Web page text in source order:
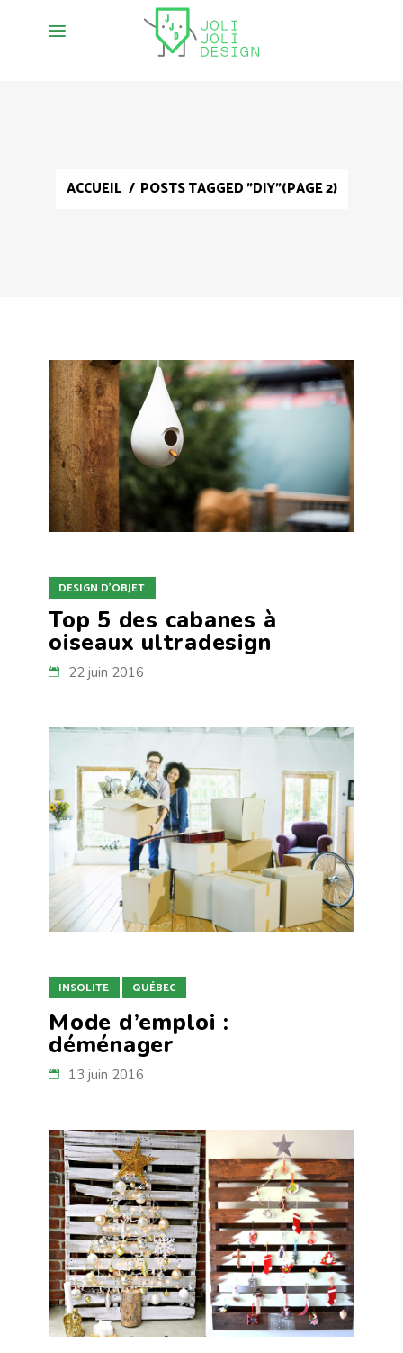
ACCUEIL / POSTS TAGGED "DIY"(PAGE 2)
DESIGN D'OBJET
Top 5 des cabanes à
oiseaux ultradesign
22 juin 2016
INSOLITE QUÉBEC
Mode d’emploi :
déménager
13 juin 2016